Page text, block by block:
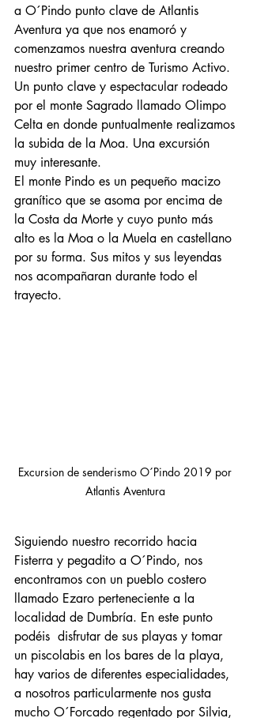
a O´Pindo punto clave de Atlantis
Aventura ya que nos enamoró y
comenzamos nuestra aventura creando
nuestro primer centro de Turismo Activo.
Un punto clave y espectacular rodeado
por el monte Sagrado llamado Olimpo
Celta en donde puntualmente realizamos
la subida de la Moa. Una excursión
muy interesante.
El monte Pindo es un pequeño macizo
granítico que se asoma por encima de
la Costa da Morte y cuyo punto más
alto es la Moa o la Muela en castellano
por su forma. Sus mitos y sus leyendas
nos acompañaran durante todo el
trayecto.
Excursion de senderismo O´Pindo 2019 por
Atlantis Aventura
Siguiendo nuestro recorrido hacia
Fisterra y pegadito a O´Pindo, nos
encontramos con un pueblo costero
llamado Ezaro perteneciente a la
localidad de Dumbría. En este punto
podéis  disfrutar de sus playas y tomar
un piscolabis en los bares de la playa,
hay varios de diferentes especialidades,
a nosotros particularmente nos gusta
mucho O´Forcado regentado por Silvia,